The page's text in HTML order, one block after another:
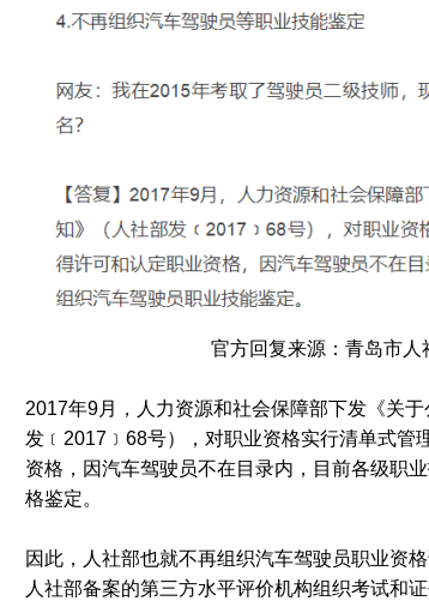
官方回复来源： 青岛市人
2017年9月，人力资源和社会保障部下发《关
发﹝2017﹞68号），对职业资格实行清单式管
资格，因汽车驾驶员不在目录内，目前各级职
格鉴定。
因此，人社部也就不再组织汽车驾驶员职业资
人社部备案的第三方水平评价机构组织考试和